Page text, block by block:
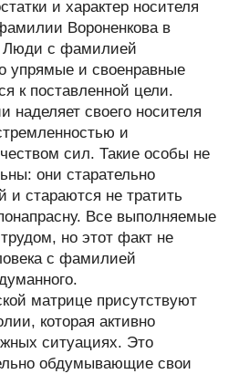
и характер носителя
Вороненкова в
Люди с фамилией
упрямые и своенравные
к поставленной цели.
своего носителя
и
сил. Такие особы не
они старательно
и стараются не тратить
Все выполняемые
но этот факт не
с фамилией
матрице присутствуют
которая активно
ситуациях. Это
обдумывающие свои